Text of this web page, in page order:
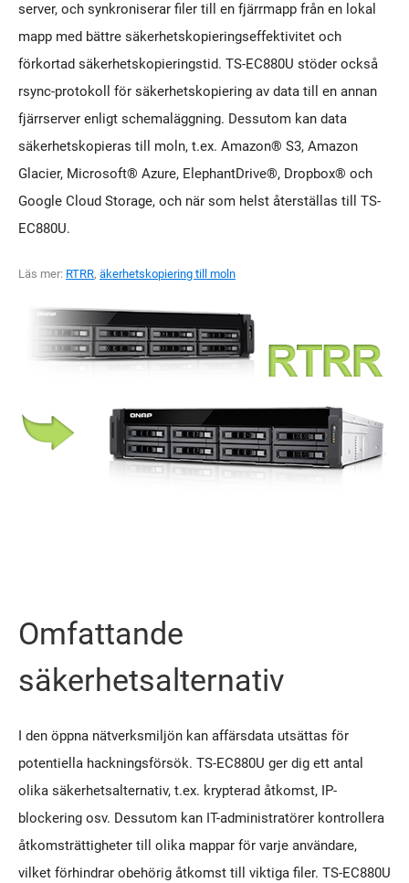
server, och synkroniserar filer till en fjärrmapp från en lokal
mapp med bättre säkerhetskopieringseffektivitet och
förkortad säkerhetskopieringstid. TS-EC880U stöder också
rsync-protokoll för säkerhetskopiering av data till en annan
fjärrserver enligt schemaläggning. Dessutom kan data
säkerhetskopieras till moln, t.ex. Amazon® S3, Amazon
Glacier, Microsoft® Azure, ElephantDrive®, Dropbox® och
Google Cloud Storage, och när som helst återställas till TS-
EC880U.
Läs mer: RTRR, äkerhetskopiering till moln
Omfattande
säkerhetsalternativ
I den öppna nätverksmiljön kan affärsdata utsättas för
potentiella hackningsförsök. TS-EC880U ger dig ett antal
olika säkerhetsalternativ, t.ex. krypterad åtkomst, IP-
blockering osv. Dessutom kan IT-administratörer kontrollera
åtkomsträttigheter till olika mappar för varje användare,
vilket förhindrar obehörig åtkomst till viktiga filer. TS-EC880U